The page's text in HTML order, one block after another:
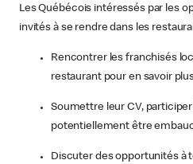
Les Québécois intéressés par les
invités à se rendre dans les
Rencontrer les franchisés
restaurant pour en savoir
Soumettre leur CV,
potentiellement être
Discuter des opportunités à